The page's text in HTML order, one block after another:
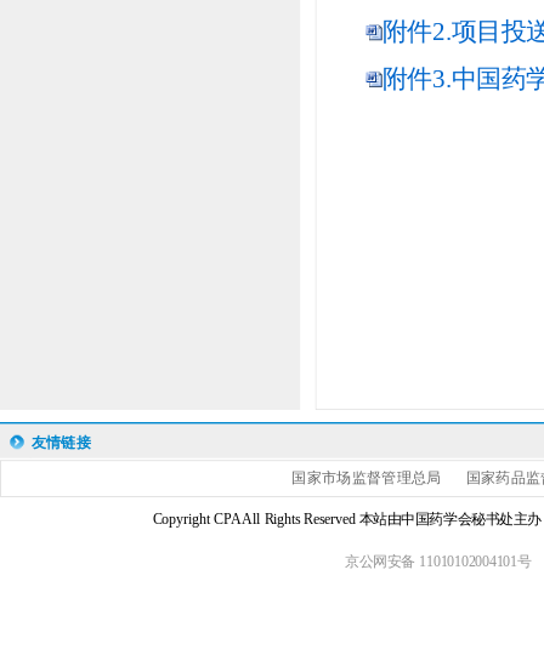
附件2.项目投
附件3.中国药
友情链接
国家市场监督管理总局 国家药品
Copyright CPA All Rights Reserved 本站由中国药学会秘书处主
京公网安备 11010102004101号